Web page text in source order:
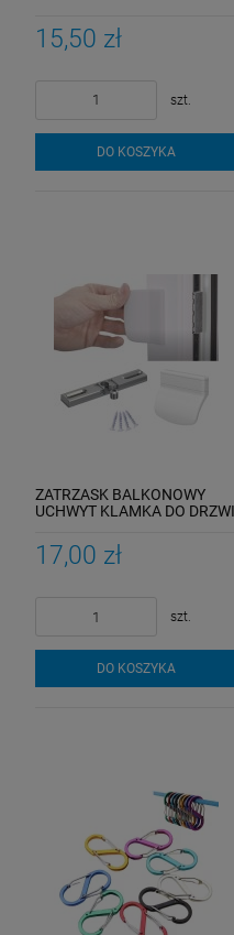
15,50 zł
szt.
DO KOSZYKA
ZATRZASK BALKONOWY
UCHWYT KLAMKA DO DRZWI
17,00 zł
szt.
DO KOSZYKA